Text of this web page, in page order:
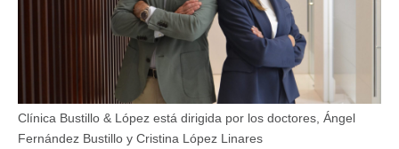
Clínica Bustillo & López está dirigida por los doctores, Ángel
Fernández Bustillo y Cristina López Linares